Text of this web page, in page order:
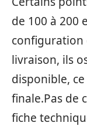
de 100 à 200
configuration
livraison, ils
disponible,
finale.Pas de
fiche